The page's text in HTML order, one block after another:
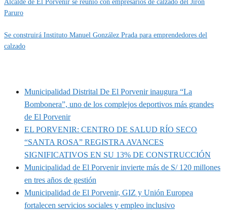
Alcalde de El Porvenir se reunió con empresarios de calzado del Jirón
Paruro
Se construirá Instituto Manuel González Prada para emprendedores del
calzado
Municipalidad Distrital De El Porvenir inaugura “La
Bombonera”, uno de los complejos deportivos más grandes
de El Porvenir
EL PORVENIR: CENTRO DE SALUD RÍO SECO
“SANTA ROSA” REGISTRA AVANCES
SIGNIFICATIVOS EN SU 13% DE CONSTRUCCIÓN
Municipalidad de El Porvenir invierte más de S/ 120 millones
en tres años de gestión
Municipalidad de El Porvenir, GIZ y Unión Europea
fortalecen servicios sociales y empleo inclusivo